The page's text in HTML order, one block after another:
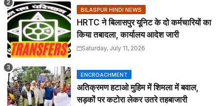
BILASPUR HINDI NEWS
HRTC ने बिलासपुर यूनिट के दो कर्मचारियों का
किया तबादला, कार्यालय आदेश जारी
Saturday, July 11, 2026
ENCROACHMENT
अतिक्रमण हटाओ मुहिम में शिमला में बवाल,
सड़कों पर कटोरा लेकर उतरे तहबाजारी